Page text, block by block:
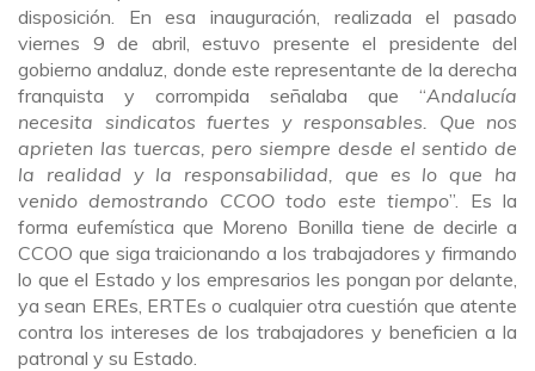
disposición. En esa inauguración, realizada el pasado
viernes 9 de abril, estuvo presente el presidente del
gobierno andaluz, donde este representante de la derecha
franquista y corrompida señalaba que “Andalucía
necesita sindicatos fuertes y responsables. Que nos
aprieten las tuercas, pero siempre desde el sentido de
la realidad y la responsabilidad, que es lo que ha
venido demostrando CCOO todo este tiempo”. Es la
forma eufemística que Moreno Bonilla tiene de decirle a
CCOO que siga traicionando a los trabajadores y firmando
lo que el Estado y los empresarios les pongan por delante,
ya sean EREs, ERTEs o cualquier otra cuestión que atente
contra los intereses de los trabajadores y beneficien a la
patronal y su Estado.